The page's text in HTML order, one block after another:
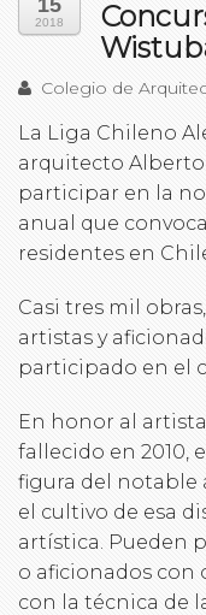
2018
Colegio de
La Liga Chileno
arquitecto
participar en la
anual que
residentes en
Casi tres mil
artistas y
participado en el
En honor al
fallecido en 2010,
figura del notable
el cultivo de esa
artística. Pueden
o aficionados con
con la técnica de